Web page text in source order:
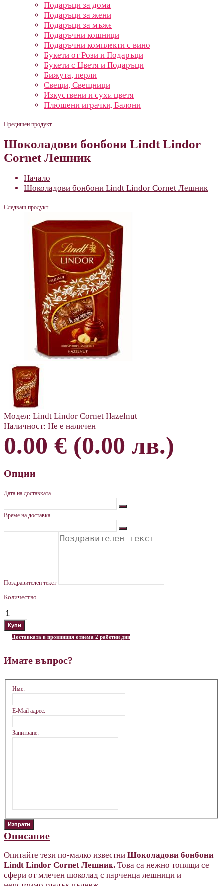
Подаръци за дома
Подаръци за жени
Подаръци за мъже
Подаръчни кошници
Подаръчни комплекти с вино
Букети от Рози и Подаръци
Букети с Цветя и Подаръци
Бижута, перли
Свещи, Свещници
Изкуствени и сухи цветя
Плюшени играчки, Балони
Предишен продукт
Шоколадови бонбони Lindt Lindor
Cornet Лешник
Начало
Шоколадови бонбони Lindt Lindor Cornet Лешник
Следващ продукт
Модел: Lindt Lindor Cornet Hazelnut
Наличност: Не е наличен
0.00 € (0.00 лв.)
Опции
Дата на доставката
Време на доставка
Поздравителен текст
Количество
Доставката в провинция отнема 2 работни дни
Имате въпрос?
Име:
E-Mail адрес:
Запитване:
Описание
Опитайте тези по-малко известни Шоколадови бонбони
Lindt Lindor Cornet Лешник. Това са нежно топящи се
сфери от млечен шоколад с парченца лешници и